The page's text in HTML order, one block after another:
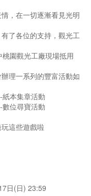
，在一切逐漸看見光明
了各位的支持，觀光工
園觀光工廠現場抵用
理一系列的豐富活動如
本集章活動
位尋寶活動
這些遊戲啦
日(日) 23:59